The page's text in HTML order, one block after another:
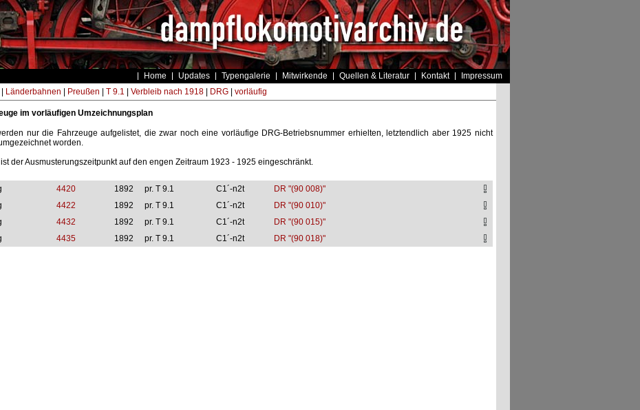
Home Updates Typengalerie Mitwirkende Quellen & Literatur Kontakt Impressum
Länderbahnen Preußen T 9.1 Verbleib nach 1918| DRG| vorläufig
im vorläufigen Umzeichnungsplan
nur die Fahrzeuge aufgelistet, die zwar noch eine vorläufige DRG-Betriebsnummer erhielten, letztendlich aber 1925 nicht
worden.
ist der Ausmusterungszeitpunkt auf den engen Zeitraum 1923 - 1925 eingeschränkt.
4420 1892 pr. T 9.1 C1´-n2t
DR "(90 008)"
4422 1892 pr. T 9.1 C1´-n2t
DR "(90 010)"
4432 1892 pr. T 9.1 C1´-n2t
DR "(90 015)"
4435 1892 pr. T 9.1 C1´-n2t DR "(90 018)"